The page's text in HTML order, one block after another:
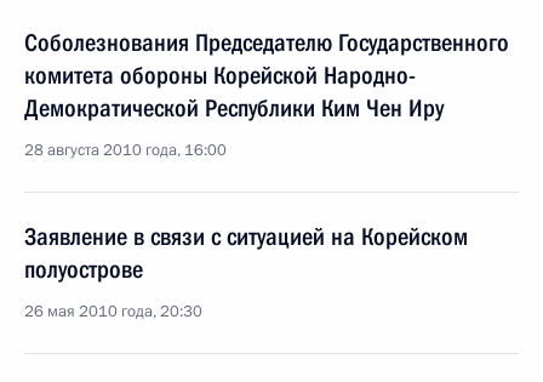
Соболезнования Председателю Государственного
комитета обороны Корейской Народно-
Демократической Республики Ким Чен Иру
28 августа 2010 года, 16:00
Заявление в связи с ситуацией на Корейском
полуострове
26 мая 2010 года, 20:30